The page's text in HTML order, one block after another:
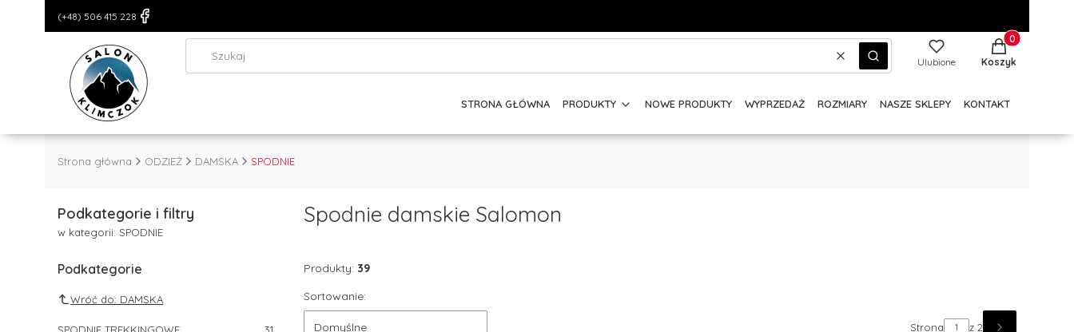
(+48) 506 415 228
WyczyśćSzukaj Ulubione
Produkty w
Koszyk
STRONA GŁÓWNA PRODUKTY NOWE PRODUKTY WYPRZEDAŻ ROZMIARY NASZE SKLEPY KONTAKT
Strona główna ODZIEŻ DAMSKA SPODNIE
Podkategorie i filtry
w kategorii: SPODNIE
Podkategorie
Wróć do: DAMSKA
Spodnie damskie Salomon
Produkty: 39
Sortowanie:
Domyślne Strona z 2